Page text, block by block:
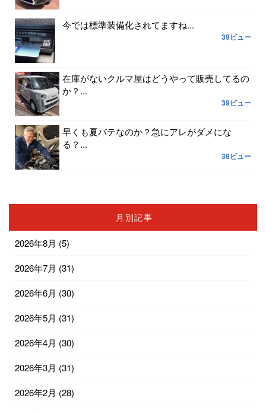
今では標準装備化されてますね...
39ビュー
在庫がないクルマ屋はどうやって販売してるの
か？...
39ビュー
早くも夏バテなのか？急にアレがダメにな
る？...
38ビュー
月別記事
2026年8月 (5)
2026年7月 (31)
2026年6月 (30)
2026年5月 (31)
2026年4月 (30)
2026年3月 (31)
2026年2月 (28)